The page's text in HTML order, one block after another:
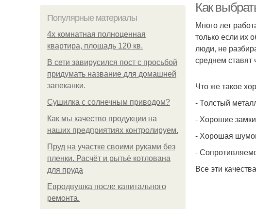
Популярные материалы
4x комнатная полноценная
квартира, площадь 120 кв.
В сети завирусился пост с просьбой
придумать название для домашней
запеканки.
Сушилка с солнечным приводом?
Как мы качество продукции на
наших предприятиях контролируем.
Пруд на участке своими руками без
пленки. Расчёт и рытьё котлована
для пруда
Евродвушка после капитального
ремонта.
Как
Много лет
только если их
люди, не
среднем ставят
Что же такое
- Толстый
- Хорошие замки
- Хорошая
-
Все эти